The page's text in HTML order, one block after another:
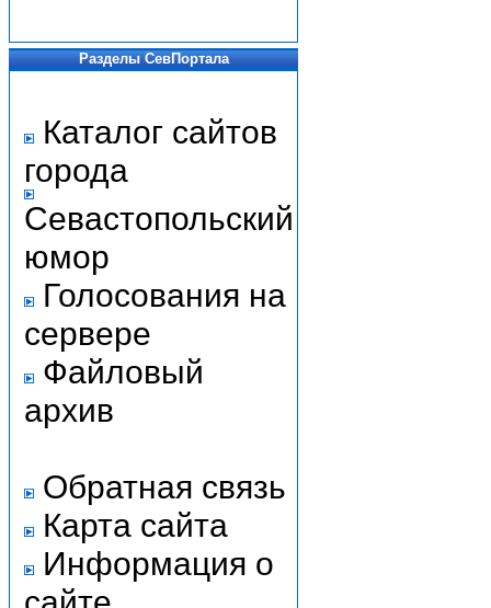
Разделы СевПортала
Каталог сайтов
города
Севастопольский
юмор
Голосования на
сервере
Файловый
архив
Обратная связь
Карта сайта
Информация о